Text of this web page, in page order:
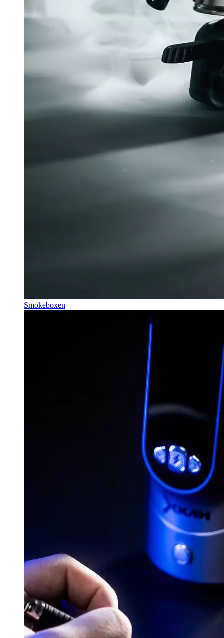
Smokeboxen